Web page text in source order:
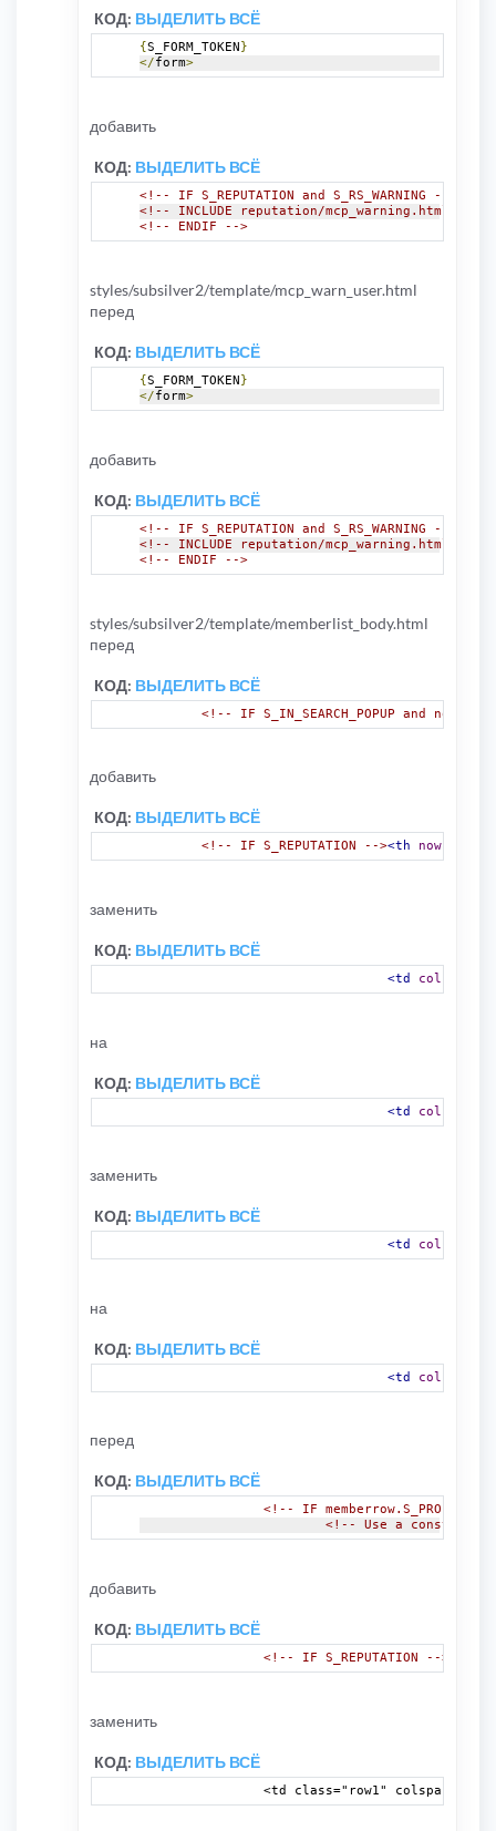
КОД: ВЫДЕЛИТЬ ВСЁ
{ S_FORM_TOKEN }
</form>
добавить
КОД: ВЫДЕЛИТЬ ВСЁ
<!-- IF S_REPUTATION and S_RS_WARNING -->
<!-- INCLUDE reputation/mcp_warning.html -->
<!-- ENDIF -->
styles/subsilver2/template/mcp_warn_user.html
перед
КОД: ВЫДЕЛИТЬ ВСЁ
{S_FORM_TOKEN}
</form>
добавить
КОД: ВЫДЕЛИТЬ ВСЁ
<!-- IF S_REPUTATION and S_RS_WARNING -->
<!-- INCLUDE reputation/mcp_warning.html -->
<!-- ENDIF -->
styles/subsilver2/template/memberlist_body.html
перед
КОД: ВЫДЕЛИТЬ ВСЁ
<!-- IF S_IN_SEARCH_POPUP and not
добавить
КОД: ВЫДЕЛИТЬ ВСЁ
<!-- IF S_REPUTATION --><th nowrap
заменить
КОД: ВЫДЕЛИТЬ ВСЁ
<td colspan
на
КОД: ВЫДЕЛИТЬ ВСЁ
<td colspan
заменить
КОД: ВЫДЕЛИТЬ ВСЁ
<td colspan
на
КОД: ВЫДЕЛИТЬ ВСЁ
<td colspan
перед
КОД: ВЫДЕЛИТЬ ВСЁ
<!-- IF
<!-- Use a construct
добавить
КОД: ВЫДЕЛИТЬ ВСЁ
<!-- IF S_REPUTATION -->
заменить
КОД: ВЫДЕЛИТЬ ВСЁ
		<td class="row1" colspan="